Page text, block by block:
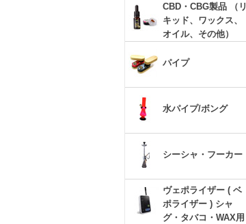
CBD・CBG製品 （リ
キッド、ワックス、
オイル、その他）
パイプ
水パイプ/ボング
シーシャ・フーカー
ヴェポライザー ( ベ
ポライザー ) シャ
グ・タバコ・WAX用